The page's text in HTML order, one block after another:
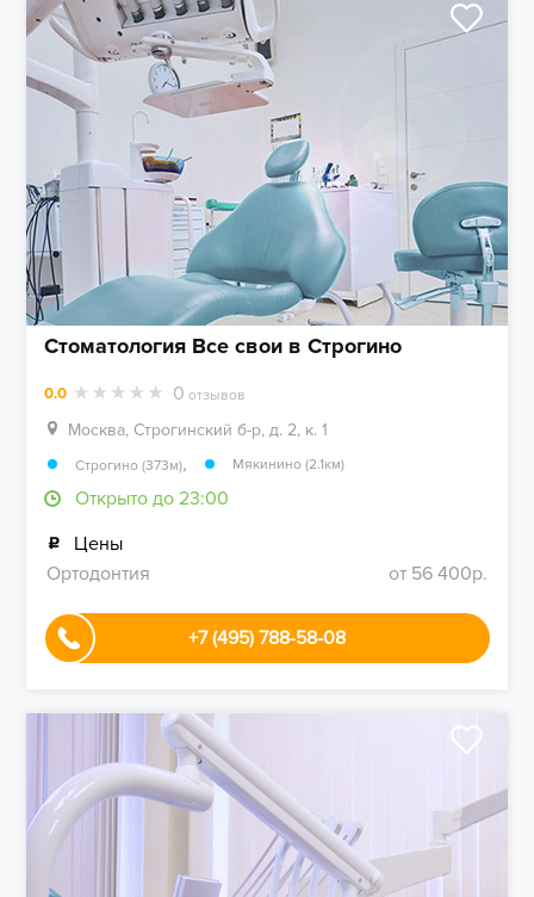
Стоматология Все свои в Строгино
0.0 0 отзывов
Москва, Строгинский б-р, д. 2, к. 1
Строгино (373м), Мякинино (2.1км)
Открыто до 23:00
Цены
Ортодонтия
от 56 400р.
+7 (495) 788-58-08